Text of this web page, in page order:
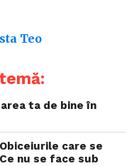
Teo
ta de bine în
care se
nu se face sub